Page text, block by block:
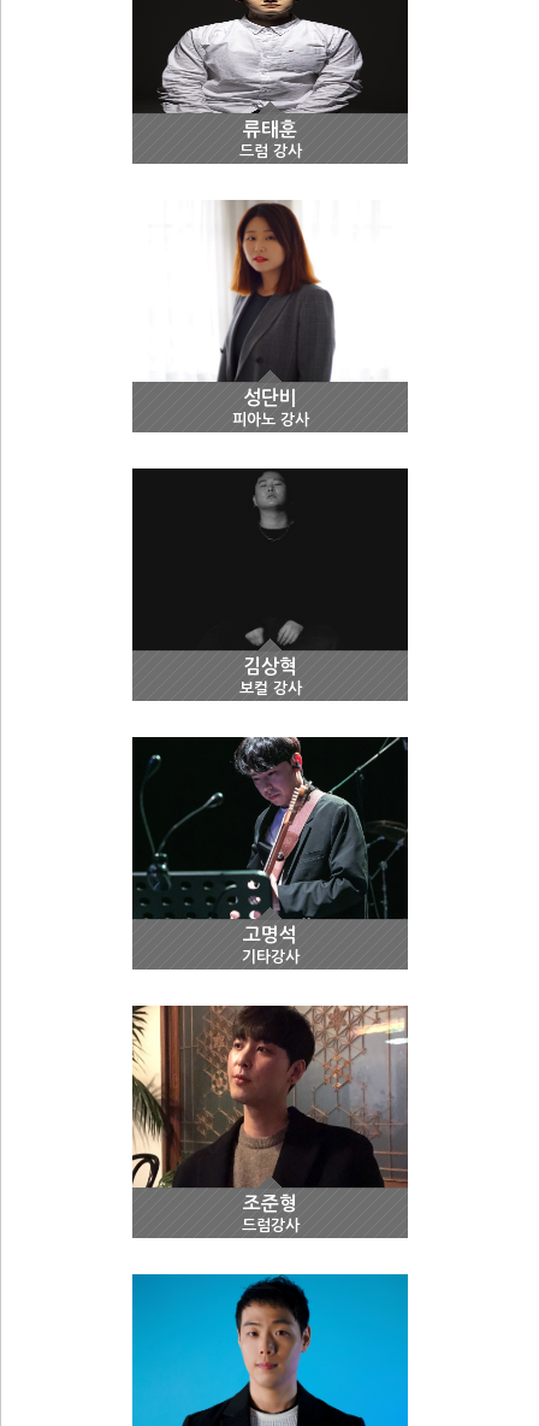
류태훈
드럼 강사
성단비
피아노 강사
김상혁
보컬 강사
고명석
기타강사
조준형
드럼강사